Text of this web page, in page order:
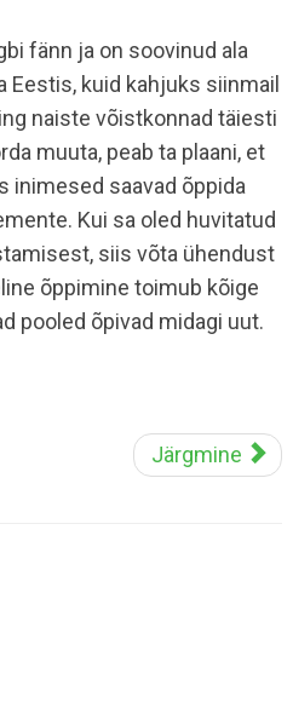
fänn ja on soovinud ala
Eestis, kuid kahjuks siinmail
naiste võistkonnad täiesti
muuta, peab ta plaani, et
inimesed saavad õppida
Kui sa oled huvitatud
siis võta ühendust
õppimine toimub kõige
pooled õpivad midagi uut.
Järgmine